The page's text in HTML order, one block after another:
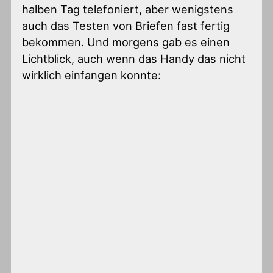
halben Tag telefoniert, aber wenigstens
auch das Testen von Briefen fast fertig
bekommen. Und morgens gab es einen
Lichtblick, auch wenn das Handy das nicht
wirklich einfangen konnte: